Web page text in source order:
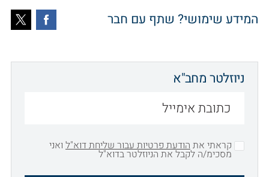
המידע שימושי? שתף עם חבר
ניוזלטר מחב"א
קראתי את הודעת פרטיות עבור שליחת דוא"ל ואני
מסכימ/ה לקבל את הניוזלטר בדוא"ל